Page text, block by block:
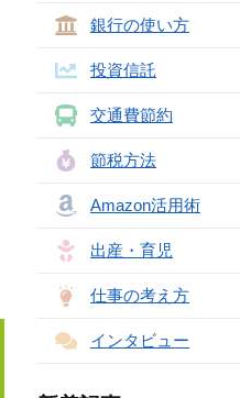
銀行の使い方
投資信託
交通費節約
節税方法
Amazon活用術
出産・育児
仕事の考え方
インタビュー